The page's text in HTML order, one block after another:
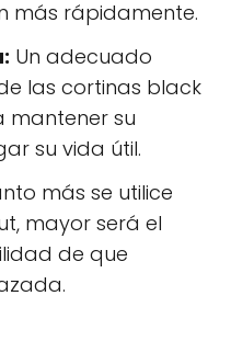
más rápidamente.
Un adecuado
las cortinas black
su
su vida útil.
más se utilice
mayor será el
de que